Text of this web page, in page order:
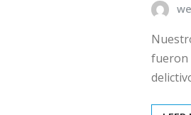
fueron